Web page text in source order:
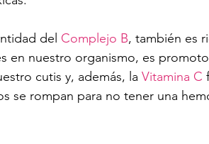
del Complejo B, también es
en nuestro organismo, es
cutis y, además, la Vitamina C
se rompan para no tener una